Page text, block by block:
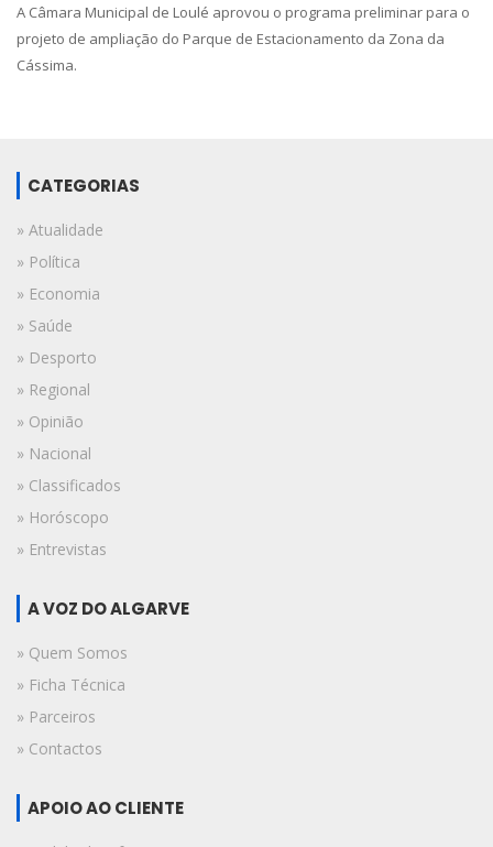
A Câmara Municipal de Loulé aprovou o programa preliminar para o
projeto de ampliação do Parque de Estacionamento da Zona da
Cássima.
CATEGORIAS
» Atualidade
» Política
» Economia
» Saúde
» Desporto
» Regional
» Opinião
» Nacional
» Classificados
» Horóscopo
» Entrevistas
A VOZ DO ALGARVE
» Quem Somos
» Ficha Técnica
» Parceiros
» Contactos
APOIO AO CLIENTE